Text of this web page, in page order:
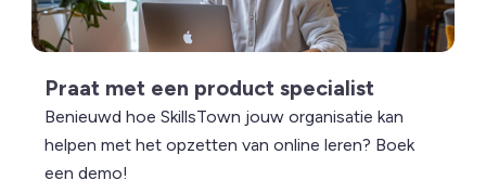
Praat met een product specialist
Benieuwd hoe SkillsTown jouw organisatie kan
helpen met het opzetten van online leren? Boek
een demo!